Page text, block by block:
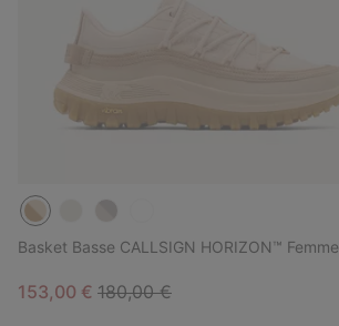
Basket Basse CALLSIGN HORIZON™ Femme
Sale price:
153,00 € Regular price:
180,00 €